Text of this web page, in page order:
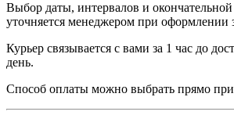
Выбор даты, интервалов и
уточняется менеджером при оформлении
Курьер связывается с вами за 1 час до
день.
Способ оплаты можно выбрать прямо при